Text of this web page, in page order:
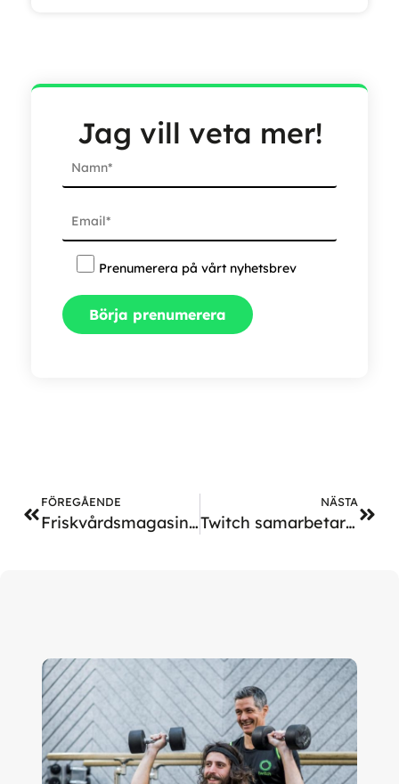
Jag vill veta mer!
Prenumerera på vårt nyhetsbrev
FÖREGÅENDE
Friskvårdsmagasinet skriver om studie utförd av KI och Twitch
NÄSTA
Twitch samarbetar med psykologstudenter från KI